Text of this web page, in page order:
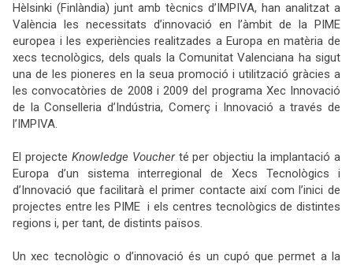
Hèlsinki (Finlàndia) junt amb tècnics d’IMPIVA, han analitzat a
València les necessitats d’innovació en l’àmbit de la PIME
europea i les experiències realitzades a Europa en matèria de
xecs tecnològics, dels quals la Comunitat Valenciana ha sigut
una de les pioneres en la seua promoció i utilització gràcies a
les convocatòries de 2008 i 2009 del programa Xec Innovació
de la Conselleria d’Indústria, Comerç i Innovació a través de
l’IMPIVA.
El projecte Knowledge Voucherté per objectiu la implantació a
Europa d’un sistema interregional de Xecs Tecnològics i
d’Innovació que facilitarà el primer contacte així com l’inici de
projectes entre les PIME i els centres tecnològics de distintes
regions i, per tant, de distints països.
Un xec tecnològic o d’innovació és un cupó que permet a la